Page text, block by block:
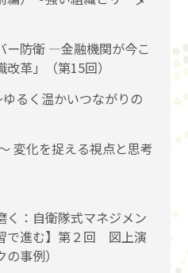
ー防衛 ―金融機関が今こ
革」（第15回）
るく温かいつながりの
変化を捉える視点と思考
く：自衛隊式マネジメン
で進む】第２回 図上演
事例）